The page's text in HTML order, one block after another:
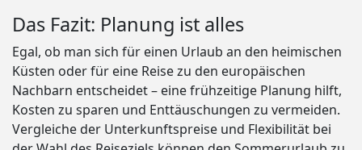
Das Fazit: Planung ist alles
Egal, ob man sich für einen Urlaub an den heimischen
Küsten oder für eine Reise zu den europäischen
Nachbarn entscheidet – eine frühzeitige Planung hilft,
Kosten zu sparen und Enttäuschungen zu vermeiden.
Vergleiche der Unterkunftspreise und Flexibilität bei